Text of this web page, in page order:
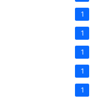
1
1
1
1
1